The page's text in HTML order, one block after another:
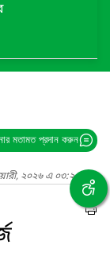
মতামত প্রদান করুন
২০২৬ এ ০৩:২৫ PM